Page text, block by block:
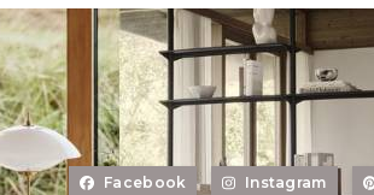
Facebook Instagram